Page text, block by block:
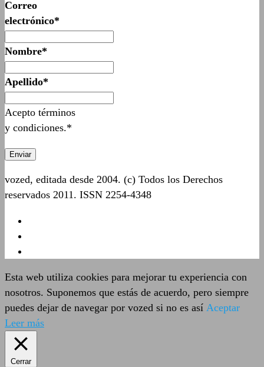
Correo
electrónico*
Nombre*
Apellido*
Acepto términos
y condiciones.*
vozed, editada desde 2004. (c) Todos los Derechos
reservados 2011. ISSN 2254-4348
Esta web utiliza cookies para mejorar tu experiencia con
nosotros. Suponemos que estás de acuerdo, pero siempre
puedes dejar de navegar por vozed si no es así Aceptar
Leer más
Cerrar